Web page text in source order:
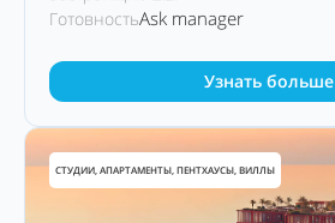
ГотовностьAsk manager
Узнать больше
СТУДИИ, АПАРТАМЕНТЫ, ПЕНТХАУСЫ, ВИЛЛЫ